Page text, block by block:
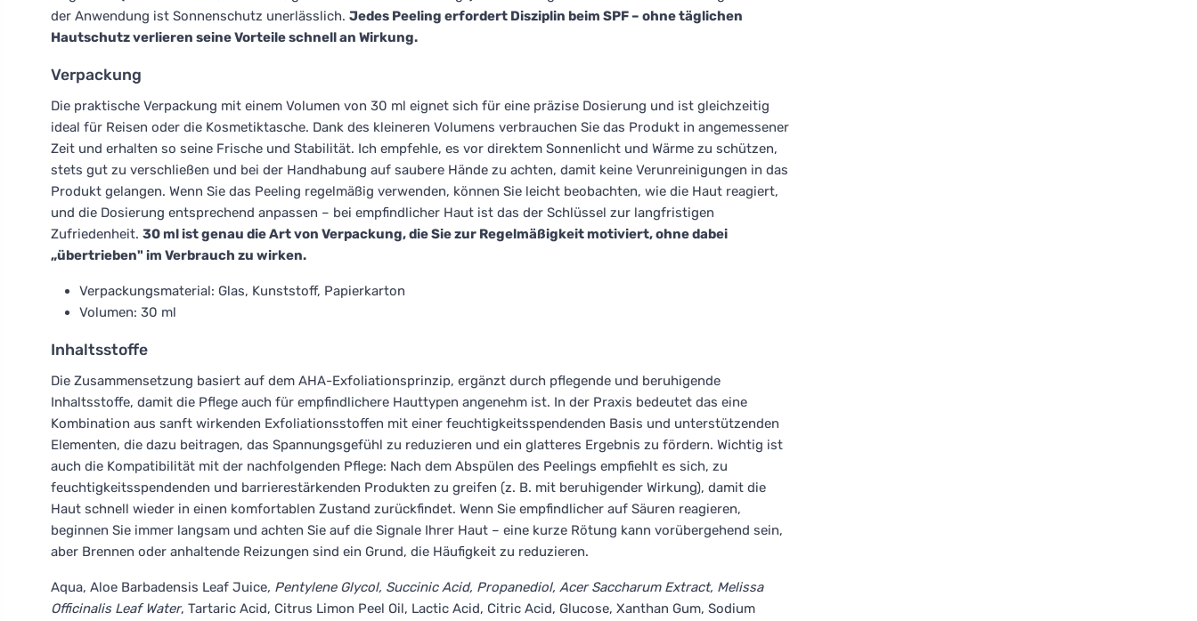
der Anwendung ist Sonnenschutz unerlässlich. Jedes Peeling erfordert Disziplin beim SPF – ohne täglichen
Hautschutz verlieren seine Vorteile schnell an Wirkung.
Verpackung
Die praktische Verpackung mit einem Volumen von 30 ml eignet sich für eine präzise Dosierung und ist gleichzeitig
ideal für Reisen oder die Kosmetiktasche. Dank des kleineren Volumens verbrauchen Sie das Produkt in angemessener
Zeit und erhalten so seine Frische und Stabilität. Ich empfehle, es vor direktem Sonnenlicht und Wärme zu schützen,
stets gut zu verschließen und bei der Handhabung auf saubere Hände zu achten, damit keine Verunreinigungen in das
Produkt gelangen. Wenn Sie das Peeling regelmäßig verwenden, können Sie leicht beobachten, wie die Haut reagiert,
und die Dosierung entsprechend anpassen – bei empfindlicher Haut ist das der Schlüssel zur langfristigen
Zufriedenheit. 30 ml ist genau die Art von Verpackung, die Sie zur Regelmäßigkeit motiviert, ohne dabei
„übertrieben" im Verbrauch zu wirken.
Verpackungsmaterial: Glas, Kunststoff, Papierkarton
Volumen: 30 ml
Inhaltsstoffe
Die Zusammensetzung basiert auf dem AHA-Exfoliationsprinzip, ergänzt durch pflegende und beruhigende
Inhaltsstoffe, damit die Pflege auch für empfindlichere Hauttypen angenehm ist. In der Praxis bedeutet das eine
Kombination aus sanft wirkenden Exfoliationsstoffen mit einer feuchtigkeitsspendenden Basis und unterstützenden
Elementen, die dazu beitragen, das Spannungsgefühl zu reduzieren und ein glatteres Ergebnis zu fördern. Wichtig ist
auch die Kompatibilität mit der nachfolgenden Pflege: Nach dem Abspülen des Peelings empfiehlt es sich, zu
feuchtigkeitsspendenden und barrierestärkenden Produkten zu greifen (z. B. mit beruhigender Wirkung), damit die
Haut schnell wieder in einen komfortablen Zustand zurückfindet. Wenn Sie empfindlicher auf Säuren reagieren,
beginnen Sie immer langsam und achten Sie auf die Signale Ihrer Haut – eine kurze Rötung kann vorübergehend sein,
aber Brennen oder anhaltende Reizungen sind ein Grund, die Häufigkeit zu reduzieren.
Aqua, Aloe Barbadensis Leaf Juice, Pentylene Glycol, Succinic Acid, Propanediol, Acer Saccharum Extract, Melissa
Officinalis Leaf Water, Tartaric Acid, Citrus Limon Peel Oil, Lactic Acid, Citric Acid, Glucose, Xanthan Gum, Sodium